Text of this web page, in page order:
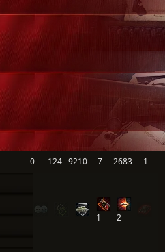
0 124 9210 7 2683 1
1 2